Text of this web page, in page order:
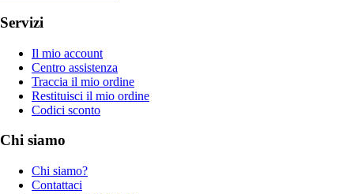
Servizi
Il mio account
Centro assistenza
Traccia il mio ordine
Restituisci il mio ordine
Codici sconto
Chi siamo
Chi siamo?
Contattaci